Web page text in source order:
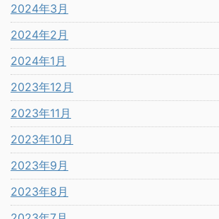
2024年3月
2024年2月
2024年1月
2023年12月
2023年11月
2023年10月
2023年9月
2023年8月